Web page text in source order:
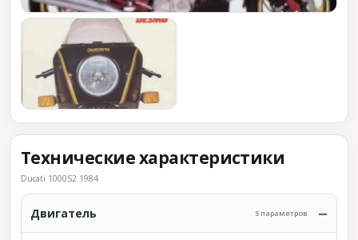
Технические характеристики
Ducati 1000S2 1984
Двигатель 5 параметров